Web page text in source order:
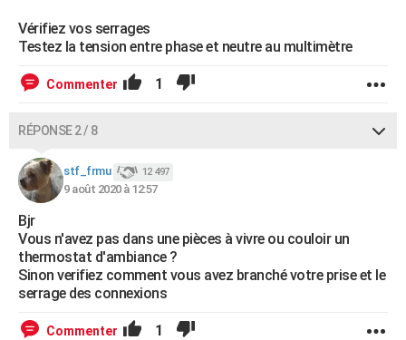
Vérifiez vos serrages
Testez la tension entre phase et neutre au multimètre
Commenter 1
RÉPONSE 2 / 8
stf_frmu 12 497
9 août 2020 à 12:57
Bjr
Vous n'avez pas dans une pièces à vivre ou couloir un
thermostat d'ambiance ?
Sinon verifiez comment vous avez branché votre prise et le
serrage des connexions
Commenter 1